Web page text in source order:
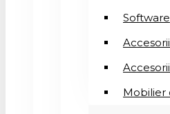
Software
Mobilier